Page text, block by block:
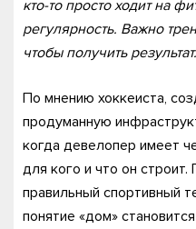
кто-то просто ходит на
регулярность. Важно
чтобы получить результат.
По мнению хоккеиста,
продуманную
когда девелопер имеет
для кого и что он
правильный спортивный
понятие «дом»